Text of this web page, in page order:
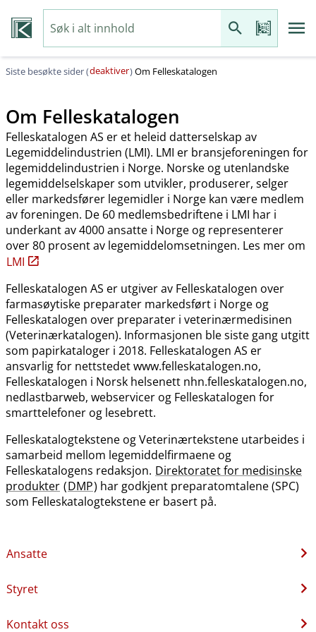
Siste besøkte sider (deaktiver)Om Felleskatalogen
Om Felleskatalogen
Felleskatalogen AS er et heleid datterselskap av
Legemiddelindustrien (LMI). LMI er bransjeforeningen for
legemiddelindustrien i Norge. Norske og utenlandske
legemiddelselskaper som utvikler, produserer, selger
eller markedsfører legemidler i Norge kan være medlem
av foreningen. De 60 medlemsbedriftene i LMI har i
underkant av 4000 ansatte i Norge og representerer
over 80 prosent av legemiddelomsetningen. Les mer om
LMI
Felleskatalogen AS er utgiver av Felleskatalogen over
farmasøytiske preparater markedsført i Norge og
Felleskatalogen over preparater i veterinærmedisinen
(Veterinærkatalogen). Informasjonen ble siste gang utgitt
som papirkataloger i 2018. Felleskatalogen AS er
ansvarlig for nettstedet www.felleskatalogen.no,
Felleskatalogen i Norsk helsenett nhn.felleskatalogen.no,
nedlastbarweb, webservicer og Felleskatalogen for
smarttelefoner og lesebrett.
Felleskatalogtekstene og Veterinærtekstene utarbeides i
samarbeid mellom legemiddelfirmaene og
Felleskatalogens redaksjon. Direktoratet for medisinske
produkter (DMP) har godkjent preparatomtalene (SPC)
som Felleskatalogtekstene er basert på.
Ansatte
Styret
Kontakt oss